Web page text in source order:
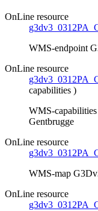
OnLine resource
WMS-endpoint
OnLine resource
capabilities )
WMS-
Gentbrugge
OnLine resource
WMS-map
OnLine resource